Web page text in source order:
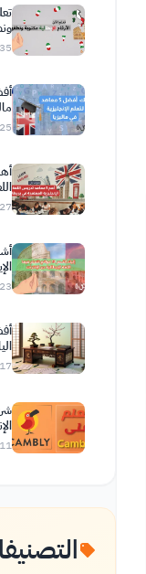
35
25
27
23
17
11